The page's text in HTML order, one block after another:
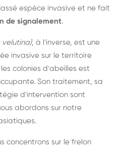
espèce invasive et ne fait
de signalement.
velutina), à l'inverse, est une
invasive sur le territoire
colonies d'abeilles est
Son traitement, sa
d'intervention sont
abordons sur notre
.
concentrons sur le frelon